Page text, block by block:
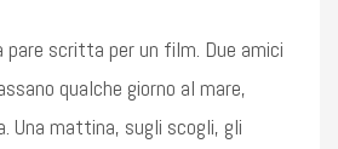
pare scritta per un film. Due amici
qualche giorno al mare,
Una mattina, sugli scogli, gli